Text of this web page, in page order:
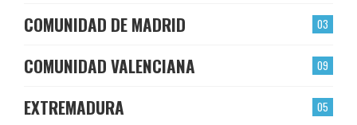
03
COMUNIDAD DE MADRID
09
COMUNIDAD VALENCIANA
05
EXTREMADURA